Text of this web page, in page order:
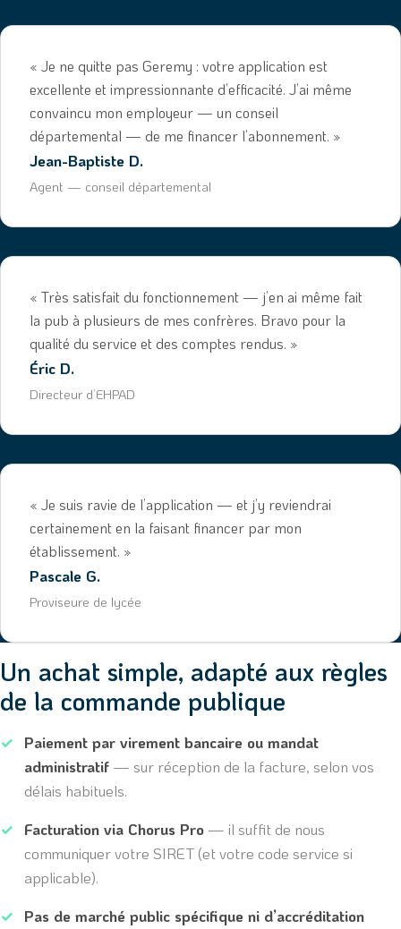
« Je ne quitte pas Geremy : votre application est
excellente et impressionnante d’efficacité. J’ai même
convaincu mon employeur — un conseil
départemental — de me financer l’abonnement. »
Jean-Baptiste D.
Agent — conseil départemental
« Très satisfait du fonctionnement — j’en ai même fait
la pub à plusieurs de mes confrères. Bravo pour la
qualité du service et des comptes rendus. »
Éric D.
Directeur d’EHPAD
« Je suis ravie de l’application — et j’y reviendrai
certainement en la faisant financer par mon
établissement. »
Pascale G.
Proviseure de lycée
Un achat simple, adapté aux règles
de la commande publique
Paiement par virement bancaire ou mandat
administratif — sur réception de la facture, selon vos
délais habituels.
Facturation via Chorus Pro — il suffit de nous
communiquer votre SIRET (et votre code service si
applicable).
Pas de marché public spécifique ni d’accréditation